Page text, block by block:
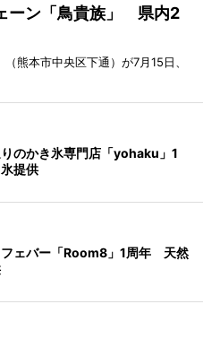
ーン「鳥貴族」 県内2
熊本市中央区下通）が7月15日、
のかき氷専門店「yohaku」1
提供
フェバー「Room8」1周年 天然